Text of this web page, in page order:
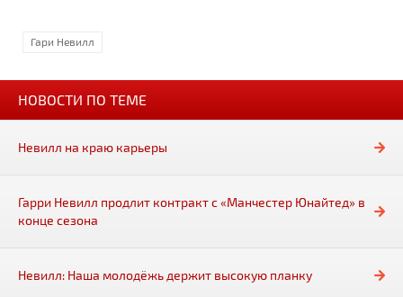
Гари Невилл
НОВОСТИ ПО ТЕМЕ
Невилл на краю карьеры
Гарри Невилл продлит контракт с «Манчестер Юнайтед» в
конце сезона
Невилл: Наша молодёжь держит высокую планку